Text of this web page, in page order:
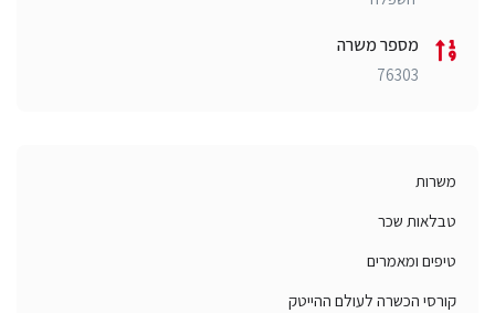
מספר משרה
76303
משרות
טבלאות שכר
טיפים ומאמרים
קורסי הכשרה לעולם ההייטק